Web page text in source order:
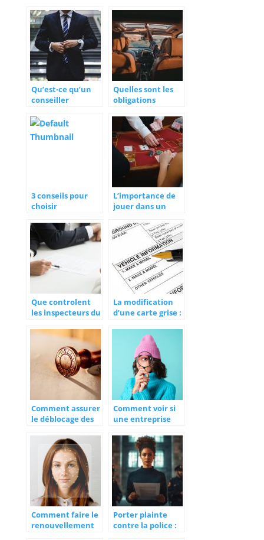
Qu’est-ce qu’un
conseiller
Quelles sont les
obligations
connaître pour
conduire une
voiture ?
3 conseils pour
choisir
assurance auto
L’importance de
jouer dans un
agree
Que controlent
les inspecteurs du
La modification
d’une carte grise :
Comment assurer
le déblocage des
succession chez le
notaire ?
Comment voir si
une entreprise
Comment faire le
renouvellement
Porter plainte
contre la police :